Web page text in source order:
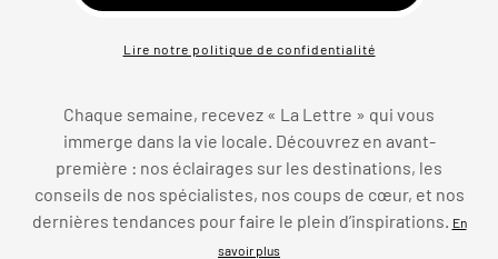
Lire notre politique de confidentialité
Chaque semaine, recevez « La Lettre » qui vous
immerge dans la vie locale. Découvrez en avant-
première : nos éclairages sur les destinations, les
conseils de nos spécialistes, nos coups de cœur, et nos
dernières tendances pour faire le plein d’inspirations. En
savoir plus